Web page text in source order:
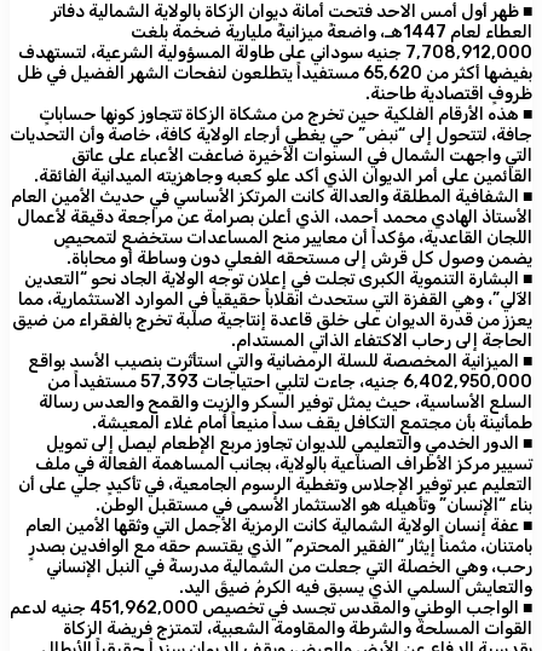
​■ ظهر أول أمس الاحد فتحت أمانة ديوان الزكاة بالولاية الشمالية دفاتر
العطاء لعام 1447هـ، واضعةً ميزانيةً مليارية ضخمة بلغت
7,708,912,000 جنيه سوداني على طاولة المسؤولية الشرعية، لتستهدف
بفيضها أكثر من 65,620 مستفيداً يتطلعون لنفحات الشهر الفضيل في ظل
ظروفٍ اقتصادية طاحنة.
​■ هذه الأرقام الفلكية حين تخرج من مشكاة الزكاة تتجاوز كونها حساباتٍ
جافة، لتتحول إلى “نبض” حي يغطي أرجاء الولاية كافة، خاصة وأن التحديات
التي واجهت الشمال في السنوات الأخيرة ضاعفت الأعباء على عاتق
القائمين على أمر الديوان الذي أكد علو كعبه وجاهزيته الميدانية الفائقة.
​■ الشفافية المطلقة والعدالة كانت المرتكز الأساسي في حديث الأمين العام
الأستاذ الهادي محمد أحمد، الذي أعلن بصرامة عن مراجعة دقيقة لأعمال
اللجان القاعدية، مؤكداً أن معايير منح المساعدات ستخضع لتمحيصٍ
يضمن وصول كل قرش إلى مستحقه الفعلي دون وساطة أو محاباة.
​■ البشارة التنموية الكبرى تجلت في إعلان توجه الولاية الجاد نحو “التعدين
الآلي”، وهي القفزة التي ستحدث انقلاباً حقيقياً في الموارد الاستثمارية، مما
يعزز من قدرة الديوان على خلق قاعدة إنتاجية صلبة تخرج بالفقراء من ضيق
الحاجة إلى رحاب الاكتفاء الذاتي المستدام.
​■ الميزانية المخصصة للسلة الرمضانية والتي استأثرت بنصيب الأسد بواقع
6,402,950,000 جنيه، جاءت لتلبي احتياجات 57,393 مستفيداً من
السلع الأساسية، حيث يمثل توفير السكر والزيت والقمح والعدس رسالة
طمأنينة بأن مجتمع التكافل يقف سداً منيعاً أمام غلاء المعيشة.
​■ الدور الخدمي والتعليمي للديوان تجاوز مربع الإطعام ليصل إلى تمويل
تسيير مركز الأطراف الصناعية بالولاية، بجانب المساهمة الفعالة في ملف
التعليم عبر توفير الإجلاس وتغطية الرسوم الجامعية، في تأكيدٍ جلي على أن
بناء “الإنسان” وتأهيله هو الاستثمار الأسمى في مستقبل الوطن.
​■ عفة إنسان الولاية الشمالية كانت الرمزية الأجمل التي وثقها الأمين العام
بامتنان، مثمناً إيثار “الفقير المحترم” الذي يقتسم حقه مع الوافدين بصدرٍ
رحب، وهي الخصلة التي جعلت من الشمالية مدرسةً في النبل الإنساني
والتعايش السلمي الذي يسبق فيه الكرمُ ضيقَ اليد.
​■ الواجب الوطني والمقدس تجسد في تخصيص 451,962,000 جنيه لدعم
القوات المسلحة والشرطة والمقاومة الشعبية، لتمتزج فريضة الزكاة